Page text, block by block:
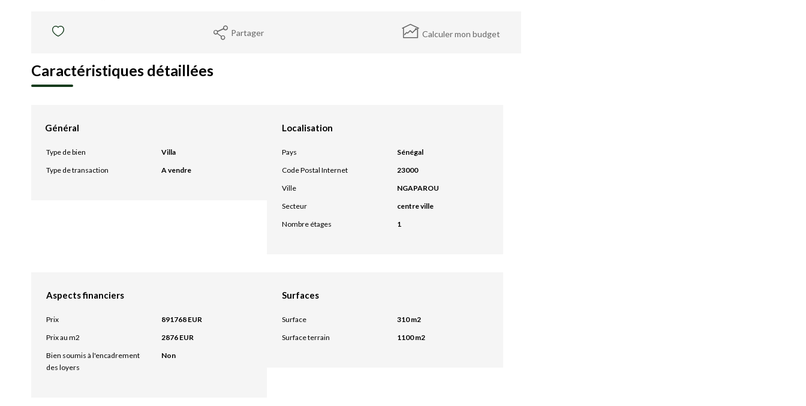
Partager Calculer mon budget
Caractéristiques détaillées
Général
Type de bien
Villa
Type de transaction
A vendre
Localisation
Pays
Sénégal
Code Postal Internet
23000
Ville
NGAPAROU
Secteur
centre ville
Nombre étages
1
Aspects financiers
Prix
891768 EUR
Prix au m2
2876 EUR
Bien soumis à l'encadrement
des loyers
Non
Surfaces
Surface
310 m2
Surface terrain
1100 m2